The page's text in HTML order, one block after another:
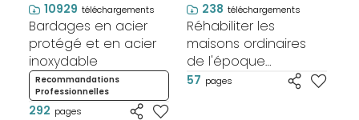
10929 téléchargements
Bardages en acier
protégé et en acier
inoxydable
Recommandations
Professionnelles
292 pages
238 téléchargements
Réhabiliter les
maisons ordinaires
de l'époque
industrielle - Cahier
57 pages